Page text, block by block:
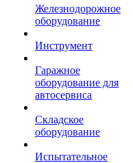
Железнодорожное
оборудование
Инструмент
Гаражное
оборудование для
автосервиса
Складское
оборудование
Испытательное